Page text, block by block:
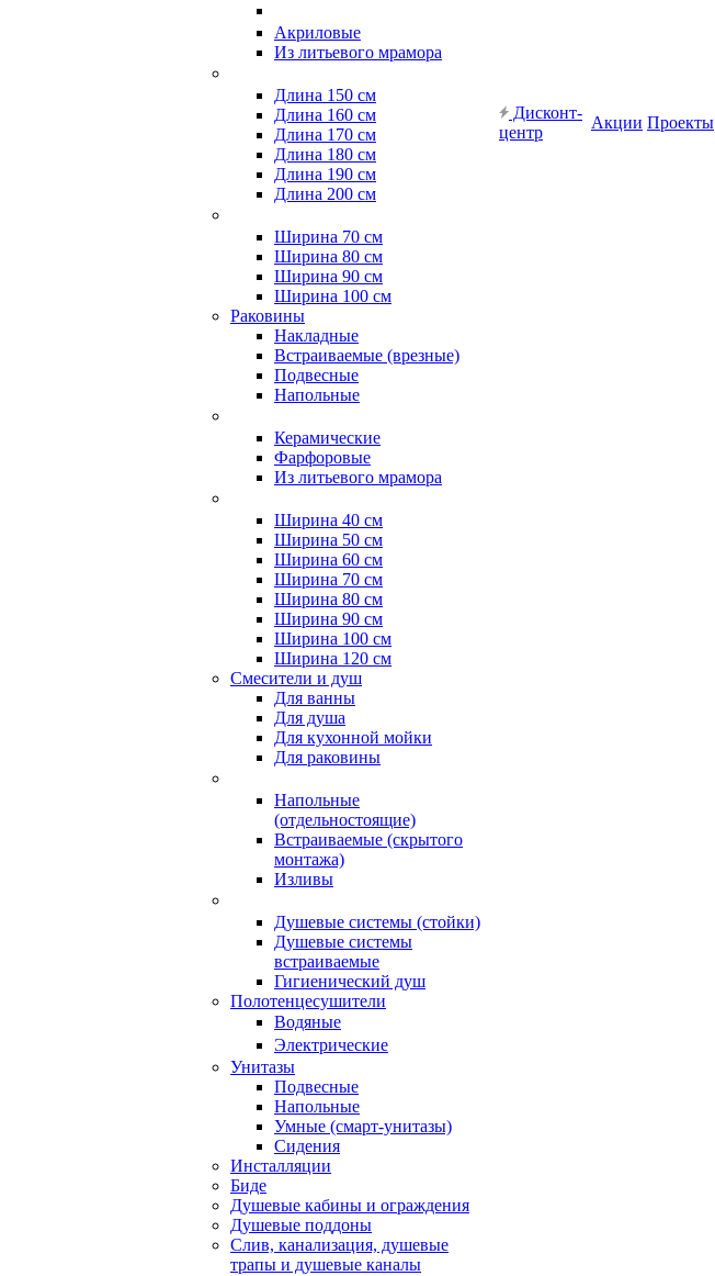
Акриловые
Из литьевого мрамора
Длина 150 см
Длина 160 см
Длина 170 см
Длина 180 см
Длина 190 см
Длина 200 см
Ширина 70 см
Ширина 80 см
Ширина 90 см
Ширина 100 см
Раковины
Накладные
Встраиваемые (врезные)
Подвесные
Напольные
Керамические
Фарфоровые
Из литьевого мрамора
Ширина 40 см
Ширина 50 см
Ширина 60 см
Ширина 70 см
Ширина 80 см
Ширина 90 см
Ширина 100 см
Ширина 120 см
Смесители и душ
Для ванны
Для душа
Для кухонной мойки
Для раковины
Напольные
(отдельностоящие)
Встраиваемые (скрытого
монтажа)
Изливы
Душевые системы (стойки)
Душевые системы
встраиваемые
Гигиенический душ
Полотенцесушители
ㅤВодяные
ㅤЭлектрические
Унитазы
Подвесные
Напольные
Умные (смарт-унитазы)
Сидения
Инсталляции
Биде
Душевые кабины и ограждения
Душевые поддоны
Слив, канализация, душевые
трапы и душевые каналы
Дисконт-
центр
Акции Проекты